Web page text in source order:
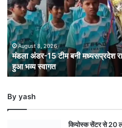
बनी
मध्यसप्रदेश
राज्य
चैंपियन
: ऐतिहासिक
जीत
हुआ
भव्य
August 8, 2026
मंडला अंडर-15 टीम बनी मध्यसप्रदेश
हुआ भव्य स्वागत
By yash
कियोस्क सेंटर से 20